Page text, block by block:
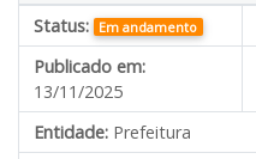
Status: Em andamento
Publicado em:
13/11/2025
Entidade: Prefeitura